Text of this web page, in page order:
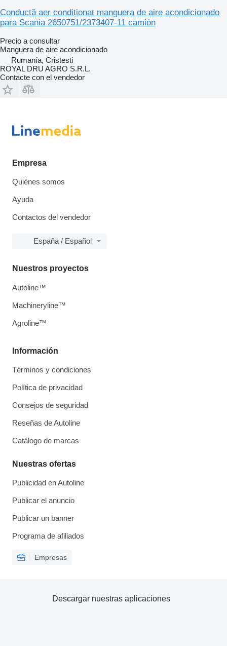
Conductă aer condiționat manguera de aire acondicionado
para Scania 2650751/2373407-11 camión
Precio a consultar
Manguera de aire acondicionado
Rumanía, Cristesti
ROYAL DRU AGRO S.R.L.
Contacte con el vendedor
Empresa
Quiénes somos
Ayuda
Contactos del vendedor
España / Español
Información
Términos y condiciones
Política de privacidad
Consejos de seguridad
Reseñas de Autoline
Catálogo de marcas
Nuestras ofertas
Publicidad en Autoline
Publicar el anuncio
Publicar un banner
Programa de afiliados
Empresas
Nuestros proyectos
Autoline™
Machineryline™
Agroline™
Descargar nuestras aplicaciones